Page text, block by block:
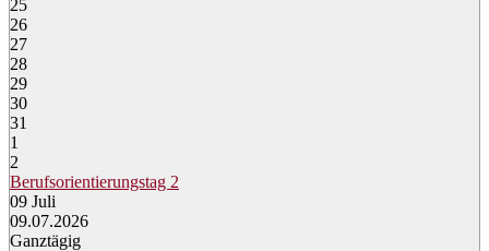
25
26
27
28
29
30
31
1
2
Berufsorientierungstag 2
09 Juli
09.07.2026
Ganztägig